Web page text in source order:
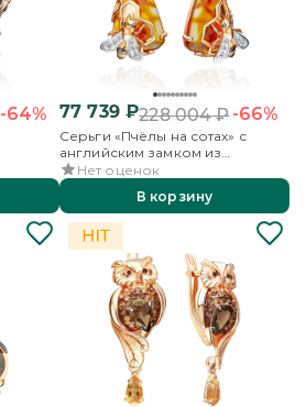
-64% 77 739₽228 004₽-66%
Серьги «Пчёлы на сотах» с
английским замком из
красного золота с янтарём и
бесцветными топазами
Нет оценок
В корзину